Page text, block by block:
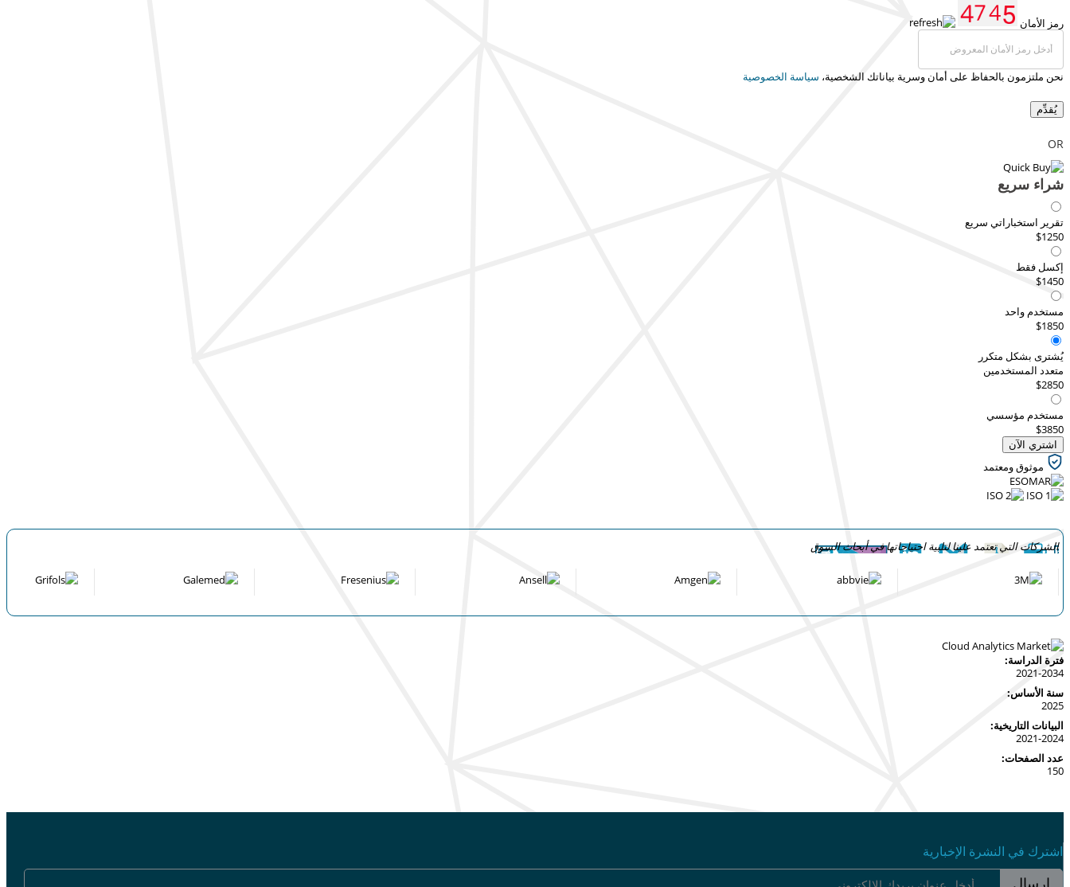
رمز الأمان
نحن ملتزمون بالحفاظ على أمان وسرية بياناتك الشخصية، سياسة الخصوصية
يُقدِّم
OR
شراء سريع
تقرير استخباراتي سريع
$1250
إكسل فقط
$1450
مستخدم واحد
$1850
يُشترى بشكل متكرر
متعدد المستخدمين
$2850
مستخدم مؤسسي
$3850
اشتري الآن
موثوق ومعتمد
الشركات التي تعتمد علينا لتلبية احتياجاتها في أبحاث السوق
فترة الدراسة:
2021-2034
سنة الأساس:
2025
البيانات التاريخية:
2021-2024
عدد الصفحات:
150
اشترك في النشرة الإخبارية
إرسال